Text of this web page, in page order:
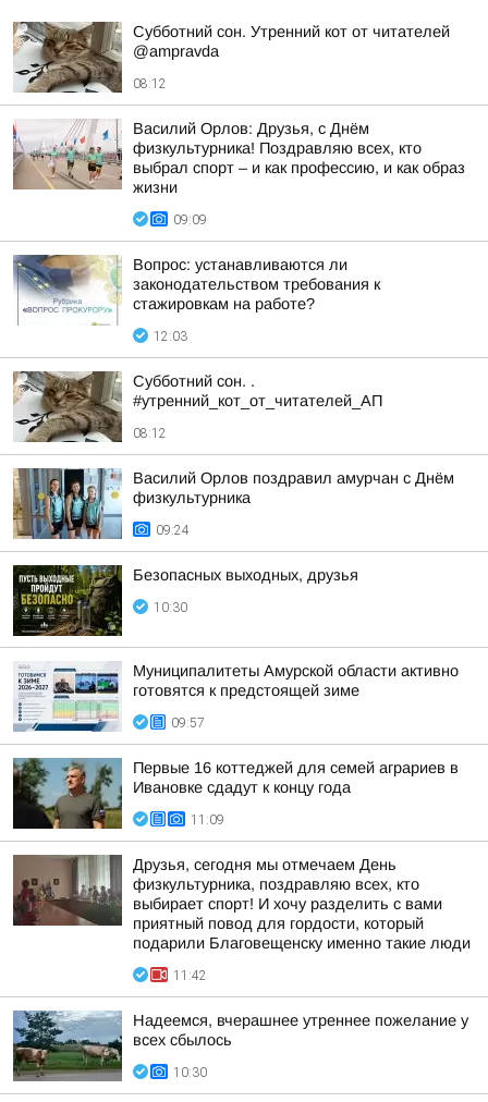
Субботний сон. Утренний кот от читателей
@ampravda
08:12
Василий Орлов: Друзья, с Днём
физкультурника! Поздравляю всех, кто
выбрал спорт – и как профессию, и как образ
жизни
09:09
Вопрос: устанавливаются ли
законодательством требования к
стажировкам на работе?
12:03
Субботний сон. .
#утренний_кот_от_читателей_АП
08:12
Василий Орлов поздравил амурчан с Днём
физкультурника
09:24
Безопасных выходных, друзья
10:30
Муниципалитеты Амурской области активно
готовятся к предстоящей зиме
09:57
Первые 16 коттеджей для семей аграриев в
Ивановке сдадут к концу года
11:09
Друзья, сегодня мы отмечаем День
физкультурника, поздравляю всех, кто
выбирает спорт! И хочу разделить с вами
приятный повод для гордости, который
подарили Благовещенску именно такие люди
11:42
Надеемся, вчерашнее утреннее пожелание у
всех сбылось
10:30